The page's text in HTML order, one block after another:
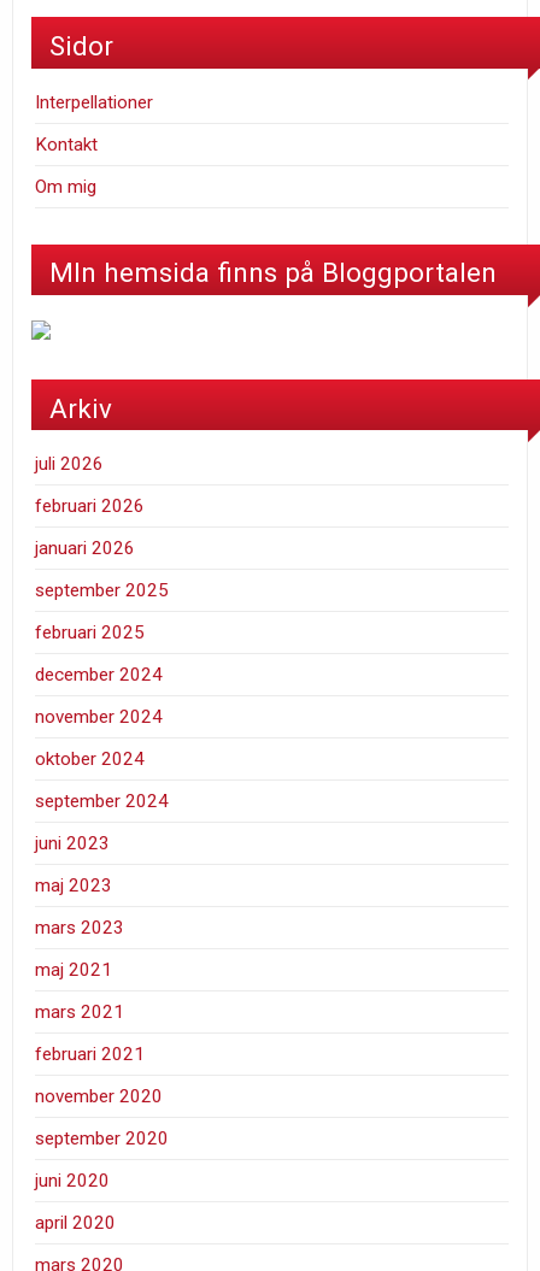
Sidor
Interpellationer
Kontakt
Om mig
MIn hemsida finns på Bloggportalen
Arkiv
juli 2026
februari 2026
januari 2026
september 2025
februari 2025
december 2024
november 2024
oktober 2024
september 2024
juni 2023
maj 2023
mars 2023
maj 2021
mars 2021
februari 2021
november 2020
september 2020
juni 2020
april 2020
mars 2020